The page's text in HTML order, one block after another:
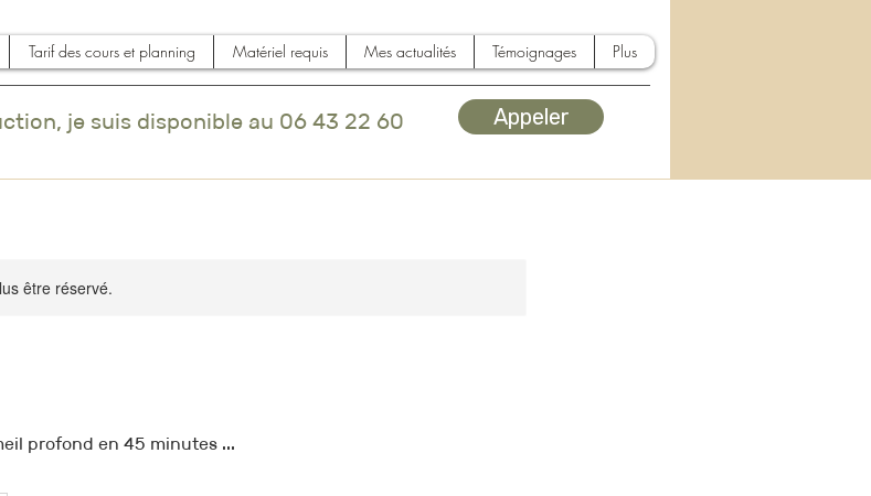
Tarif des cours et planning Matériel requis Mes actualités Témoignages Plus
je suis disponible au 06 43 22 60
Appeler
être réservé.
profond en 45 minutes ...